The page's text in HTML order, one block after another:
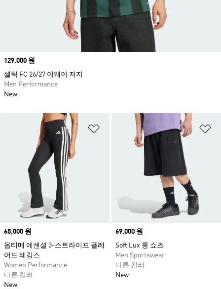
위시리스트 담기
Price
65,000 원
옵티메 에센셜 3-스트라이프 플레
어드 레깅스
Women Performance
다른 컬러
New
Price
69,000 원
Soft Lux 롱 쇼츠
Men Sportswear
다른 컬러
New
Price
129,000 원
셀틱 FC 26/27 어웨이 저지
Men Performance
New